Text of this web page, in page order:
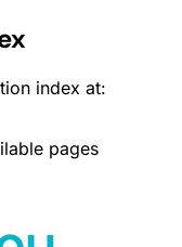
index at:
pages